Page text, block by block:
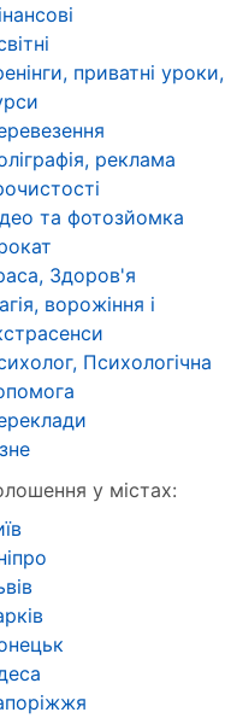
приватні уроки,
реклама
та фотозйомка
Здоров'я
ворожіння і
Психологічна
у містах: